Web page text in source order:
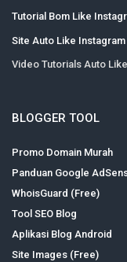
Tutorial Bom Like
Site Auto Like Instagram
Video Tutorials Auto Like
BLOGGER TOOL
Promo Domain Murah
Panduan Google
WhoisGuard (Free)
Tool SEO Blog
Aplikasi Blog Android
Site Images (Free)